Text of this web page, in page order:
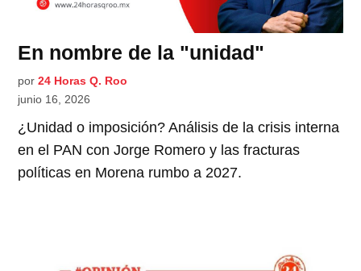
En nombre de la "unidad"
por 24 Horas Q. Roo
junio 16, 2026
¿Unidad o imposición? Análisis de la crisis interna
en el PAN con Jorge Romero y las fracturas
políticas en Morena rumbo a 2027.